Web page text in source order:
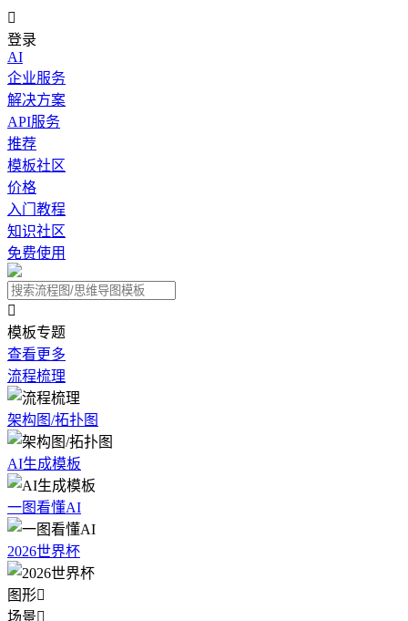

登录
AI
企业服务
解决方案
API服务
推荐
模板社区
价格
入门教程
知识社区
免费使用

模板专题
查看更多
流程梳理
架构图/拓扑图
AI生成模板
一图看懂AI
2026世界杯
图形
场景